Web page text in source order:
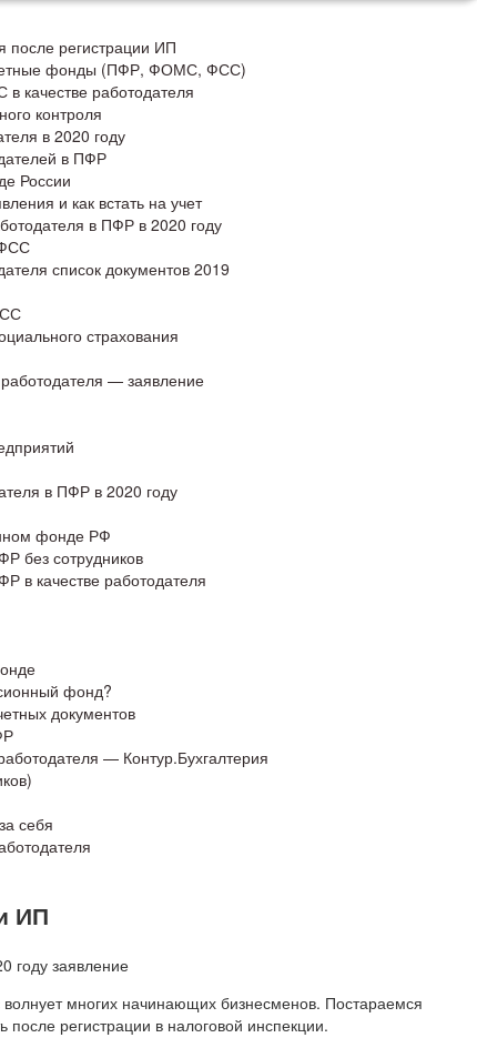
после регистрации ИП
фонды (ПФР, ФОМС, ФСС)
качестве работодателя
контроля
в 2020 году
в ПФР
России
и как встать на учет
в ПФР в 2020 году
список документов 2019
страхования
работодателя — заявление
в ПФР в 2020 году
фонде РФ
без сотрудников
в качестве работодателя
фонд?
документов
— Контур.Бухгалтерия
себя
ИП
многих начинающих бизнесменов. Постараемся
регистрации в налоговой инспекции.